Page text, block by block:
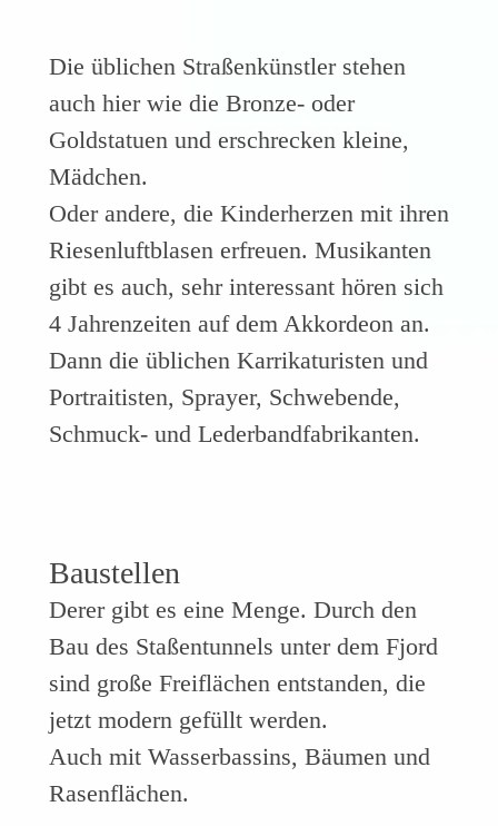
Die üblichen Straßenkünstler stehen
auch hier wie die Bronze- oder
Goldstatuen und erschrecken kleine,
Mädchen.
Oder andere, die Kinderherzen mit ihren
Riesenluftblasen erfreuen. Musikanten
gibt es auch, sehr interessant hören sich
4 Jahrenzeiten auf dem Akkordeon an.
Dann die üblichen Karrikaturisten und
Portraitisten, Sprayer, Schwebende,
Schmuck- und Lederbandfabrikanten.
Baustellen
Derer gibt es eine Menge. Durch den
Bau des Staßentunnels unter dem Fjord
sind große Freiflächen entstanden, die
jetzt modern gefüllt werden.
Auch mit Wasserbassins, Bäumen und
Rasenflächen.